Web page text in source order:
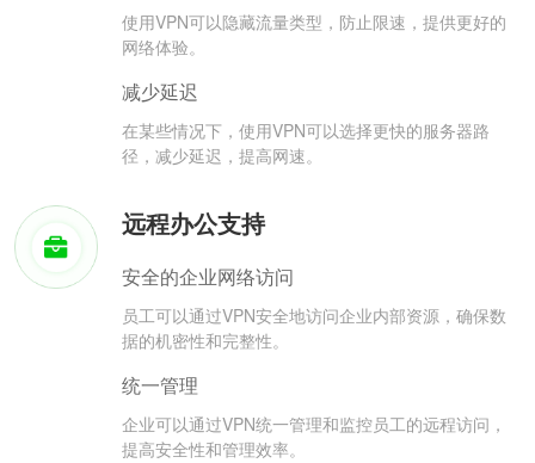
使用VPN可以隐藏流量类型，防止限速，提供更好的
网络体验。
减少延迟
在某些情况下，使用VPN可以选择更快的服务器路
径，减少延迟，提高网速。
远程办公支持
安全的企业网络访问
员工可以通过VPN安全地访问企业内部资源，确保数
据的机密性和完整性。
统一管理
企业可以通过VPN统一管理和监控员工的远程访问，
提高安全性和管理效率。